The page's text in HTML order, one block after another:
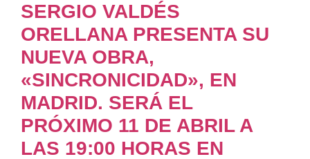
SERGIO VALDÉS
ORELLANA PRESENTA SU
NUEVA OBRA,
«SINCRONICIDAD», EN
MADRID. SERÁ EL
PRÓXIMO 11 DE ABRIL A
LAS 19:00 HORAS EN